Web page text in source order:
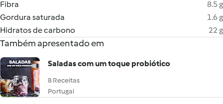
Fibra
8.5 g
Gordura saturada
1.6 g
Hidratos de carbono
22 g
Também apresentado em
Saladas com um toque probiótico
8 Receitas
Portugal